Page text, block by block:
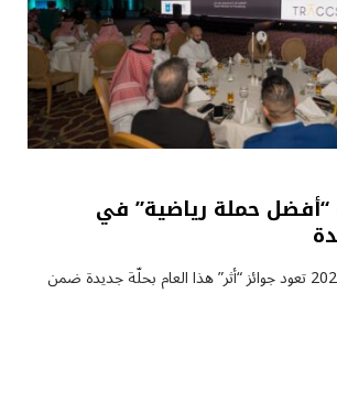
حملة رياضية” في
الرياض 7 اغسطس 2026 تعود جوائز “أثر” هذا العام بحلّة جديدة ضمن